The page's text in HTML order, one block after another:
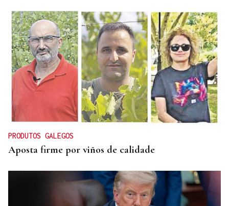
ORÁCULO DAS BURGAS
Horóscopo del día: jueves, 6 de agosto
PRODUTOS GALEGOS
Aposta firme por viños de calidade